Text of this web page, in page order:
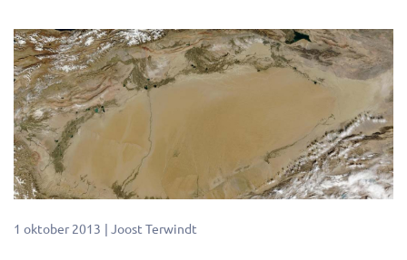
1 oktober 2013 Joost Terwindt